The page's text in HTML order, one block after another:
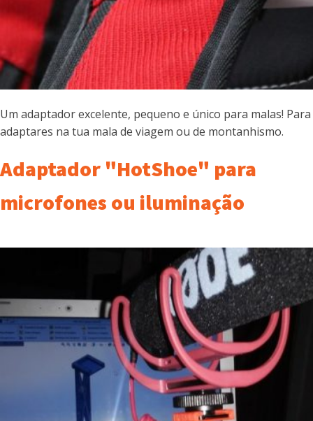
Um adaptador excelente, pequeno e único para malas! Para
adaptares na tua mala de viagem ou de montanhismo.
Adaptador "HotShoe" para
microfones ou iluminação